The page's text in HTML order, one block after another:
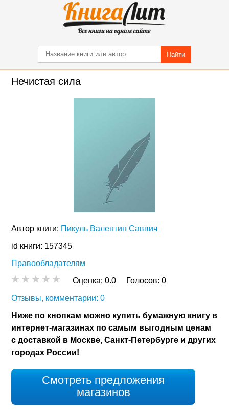
Найти
Нечистая сила
Автор книги: Пикуль Валентин Саввич
id книги: 157345
Правообладателям
Оценка:0.0 Голосов:0
Отзывы, комментарии: 0
Ниже по кнопкам можно купить бумажную книгу в
интернет-магазинах по самым выгодным ценам
с доставкой в Москве, Санкт-Петербурге и других
городах России!
Смотреть предложения
магазинов